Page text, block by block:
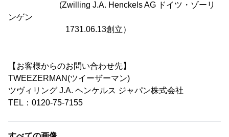
(Zwilling J.A. Henckels AG ドイツ・ゾーリ
ンゲン
1731.06.13創立）
【お客様からのお問い合わせ先】
TWEEZERMAN(ツイーザーマン)
ツヴィリング J.A. ヘンケルス ジャパン株式会社
TEL：0120-75-7155